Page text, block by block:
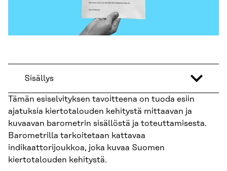
Sisällys
Tämän esiselvityksen tavoitteena on tuoda esiin
ajatuksia kiertotalouden kehitystä mittaavan ja
kuvaavan barometrin sisällöstä ja toteuttamisesta.
Barometrilla tarkoitetaan kattavaa
indikaattorijoukkoa, joka kuvaa Suomen
kiertotalouden kehitystä.